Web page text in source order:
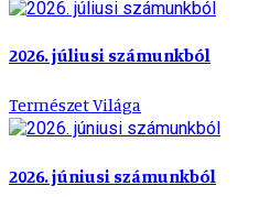
2026. júliusi számunkból
Természet Világa
2026. júniusi számunkból